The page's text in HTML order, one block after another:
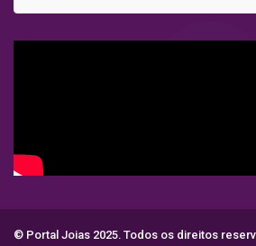
© Portal Joias 2025. Todos os direitos